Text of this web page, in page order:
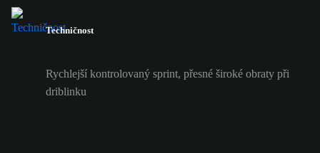
Techničnost
Rychlejší kontrolovaný sprint, přesné široké obraty při
driblinku